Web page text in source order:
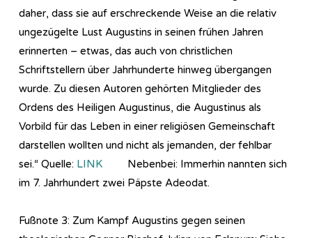
daher, dass sie auf erschreckende Weise an die relativ
ungezügelte Lust Augustins in seinen frühen Jahren
erinnerten – etwas, das auch von christlichen
Schriftstellern über Jahrhunderte hinweg übergangen
wurde. Zu diesen Autoren gehörten Mitglieder des
Ordens des Heiligen Augustinus, die Augustinus als
Vorbild für das Leben in einer religiösen Gemeinschaft
darstellen wollten und nicht als jemanden, der fehlbar
sei.“ Quelle: LINK Nebenbei: Immerhin nannten sich
im 7. Jahrhundert zwei Päpste Adeodat.
Fußnote 3: Zum Kampf Augustins gegen seinen